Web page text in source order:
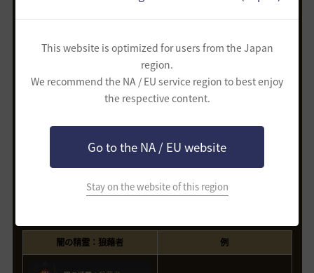
This website is optimized for users from the Japan
region.
We recommend the NA / EU service region to best enjoy
the respective content.
Go to the NA / EU website
Stay on the website of this region
闇の精霊：仏智 例
闇の精霊：狼藉者 例